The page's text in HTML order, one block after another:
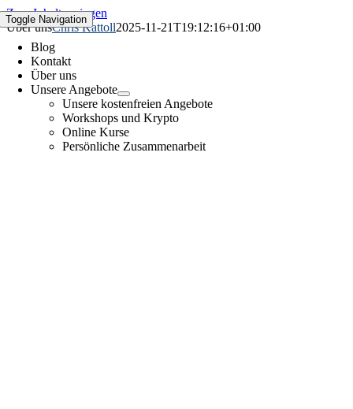
Zum Inhalt springen
Über unsChris Kattoll2025-11-21T19:12:16+01:00
Toggle Navigation
Blog
Kontakt
Über uns
Unsere Angebote
Unsere kostenfreien Angebote
Workshops und Krypto
Online Kurse
Persönliche Zusammenarbeit